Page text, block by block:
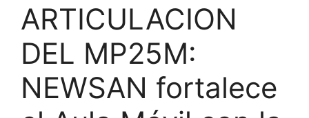
ARTICULACION
DEL MP25M:
NEWSAN fortalece